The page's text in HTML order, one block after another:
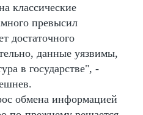
классические
превысил
достаточного
данные уязвимы,
в государстве", -
обмена информацией